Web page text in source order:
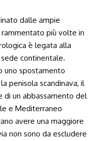
dalle ampie
rammentato più volte in
è legata alla
sede continentale.
uno spostamento
penisola scandinava, il
di un abbassamento del
e Mediterraneo
avere una maggiore
non sono da escludere